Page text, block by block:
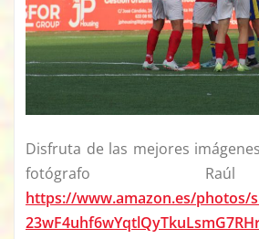
Disfruta de las mejores
fotógrafo
https://www.amazon.es/photos/